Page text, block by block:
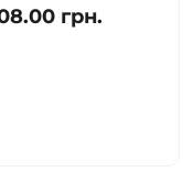
грн.